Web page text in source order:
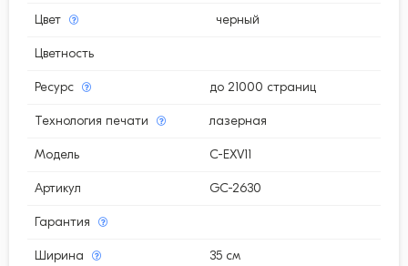
Цвет черный
Цветность
Ресурс до 21000 страниц
Технология печати лазерная
Модель C-EXV11
Артикул GC-2630
Гарантия
Ширина 35 см